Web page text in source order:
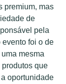
premium, mas
de
pela
foi o de
mesma
produtos que
oportunidade